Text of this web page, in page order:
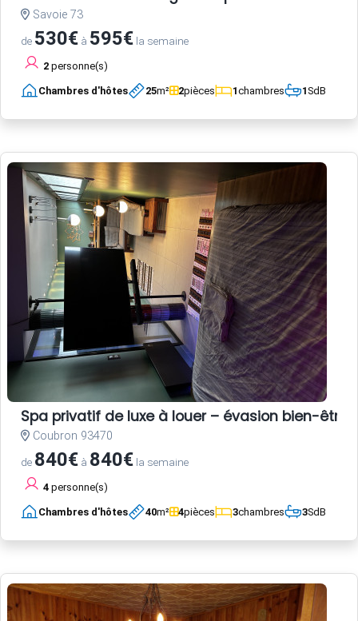
Savoie 73
de 530€ à 595€ la semaine
2 personne(s)
Chambres d'hôtes 25m² 2pièces 1chambres 1SdB
Spa privatif de luxe à louer – évasion bien-être
Coubron 93470
de 840€ à 840€ la semaine
4 personne(s)
Chambres d'hôtes 40m² 4pièces 3chambres 3SdB